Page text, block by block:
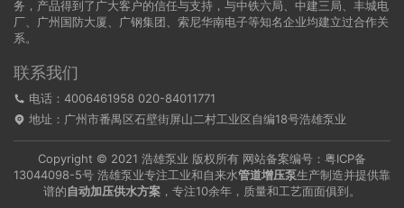
务，产品得到了广大客户的信任与支持，与中铁六局、中建三局、丰城电
厂、广州国防大厦、广钢集团、索尼华南电子等知名企业均建立过合作关
系。
联系我们
电话：4006461958 020-84011771
地址：广州市番禺区石壁街屏山二村工业区自编18号浩雄泵业
Copyright © 2021 浩雄泵业 版权所有 网站备案编号： 粤ICP备
13044098-5号 浩雄泵业专注工业和自来水管道增压泵生产制造并提供靠
谱的自动加压供水方案 ，专注10余年，质量和工艺面面俱到。